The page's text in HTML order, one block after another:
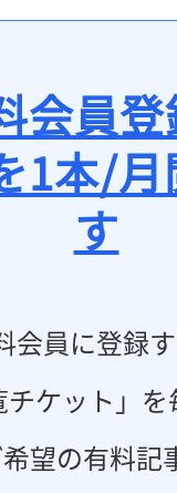
会員
1本/
す
会員に登録
ケット」
望の有料記